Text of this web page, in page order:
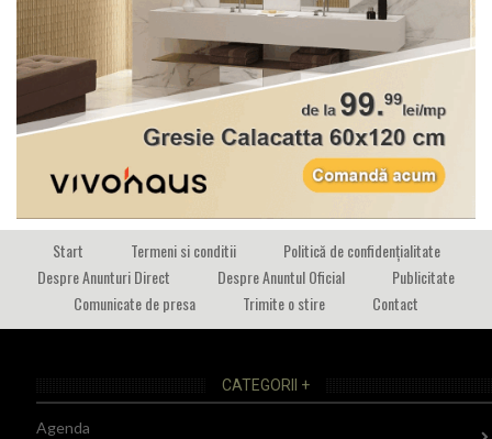
Start Termeni si conditii
Politică de confidențialitate
Despre Anunturi Direct
Despre Anuntul Oficial
Publicitate
Comunicate de presa
Trimite o stire Contact
CATEGORII +
Agenda